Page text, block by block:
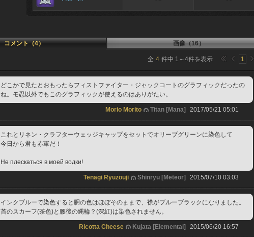
コメント（4） 画像（16）
全 4 件中 1 ～4件を表示 1
どこかで見たとおもったらフィストファイター・ジャックコートのグラフィックだったの
ね。モ忍以外でもこのグラフィックが使えるのはありがたい。
Morio Morito Titan [Mana] 2017/05/21 05:01
これとリネン・クラフターウェッジキャップをセットでオリーブグリーンに染色して
今日から君も赤軍だ！
Не плескаться в моей водки!
Tenagi Ryuzouji Shinryu [Meteor] 2015/07/10 03:03
インクブルーで染色すると胴の色はほぼそのままで、襟がブルーブラックになりました。
首のスカーフ(茶色)と腰後の縄輪？(深紅)は染色されません。
Ricotta Cheese Kujata [Elemental] 2015/06/20 16:57